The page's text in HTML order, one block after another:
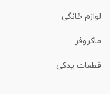
لوازم خانگی
ماكروفر
قطعات یدکی